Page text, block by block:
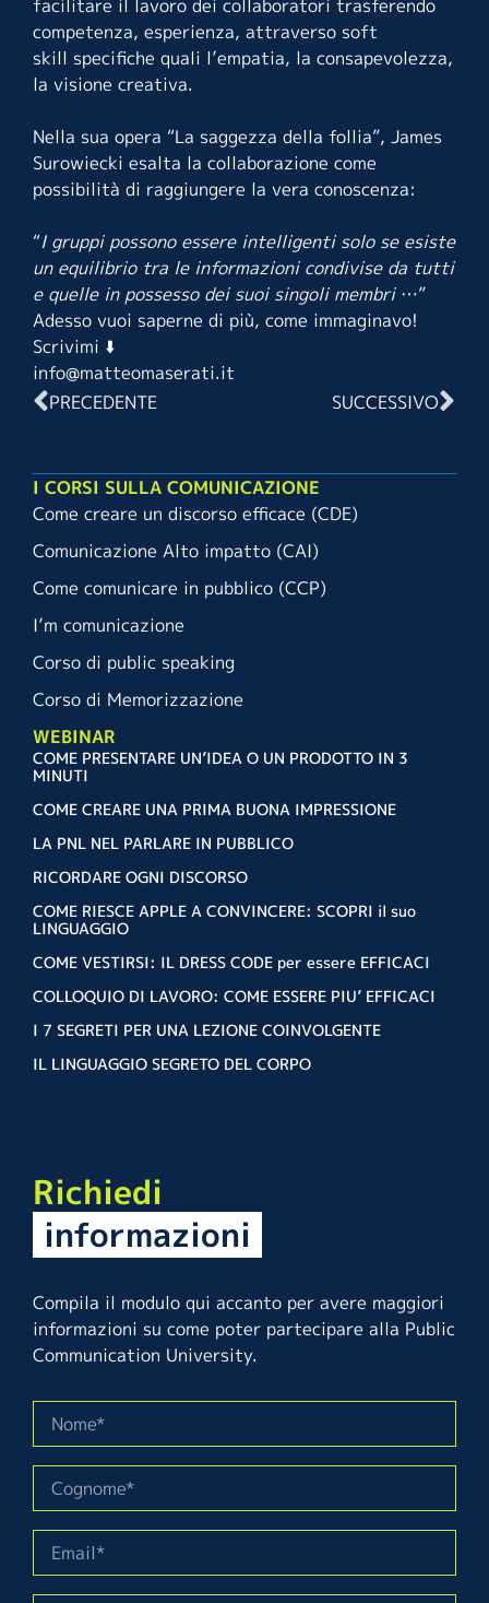
facilitare il lavoro dei collaboratori trasferendo
competenza, esperienza, attraverso soft
skill specifiche quali l’empatia, la consapevolezza,
la visione creativa.
Nella sua opera “La saggezza della follia”, James
Surowiecki esalta la collaborazione come
possibilità di raggiungere la vera conoscenza:
“I gruppi possono essere intelligenti solo se esiste
un equilibrio tra le informazioni condivise da tutti
e quelle in possesso dei suoi singoli membri …”
Adesso vuoi saperne di più, come immaginavo!
Scrivimi ⬇️
info@matteomaserati.it
PRECEDENTE
SUCCESSIVO
I CORSI SULLA COMUNICAZIONE
Come creare un discorso efficace (CDE)
Comunicazione Alto impatto (CAI)
Come comunicare in pubblico (CCP)
I’m comunicazione
Corso di public speaking
Corso di Memorizzazione
WEBINAR
COME PRESENTARE UN’IDEA O UN PRODOTTO IN 3
MINUTI
COME CREARE UNA PRIMA BUONA IMPRESSIONE
LA PNL NEL PARLARE IN PUBBLICO
RICORDARE OGNI DISCORSO
COME RIESCE APPLE A CONVINCERE: SCOPRI il suo
LINGUAGGIO
COME VESTIRSI: IL DRESS CODE per essere EFFICACI
COLLOQUIO DI LAVORO: COME ESSERE PIU’ EFFICACI
I 7 SEGRETI PER UNA LEZIONE COINVOLGENTE
IL LINGUAGGIO SEGRETO DEL CORPO
Richiedi
informazioni
Compila il modulo qui accanto per avere maggiori
informazioni su come poter partecipare alla Public
Communication University.